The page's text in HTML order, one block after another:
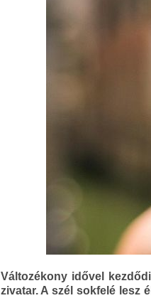
Változékony idővel
zivatar. A szél sokfelé lesz